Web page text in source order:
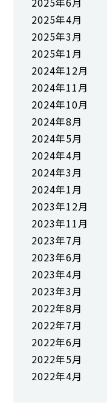
2025年4月
2025年3月
2025年1月
2024年12月
2024年11月
2024年10月
2024年8月
2024年5月
2024年4月
2024年3月
2024年1月
2023年12月
2023年11月
2023年7月
2023年6月
2023年4月
2023年3月
2022年8月
2022年7月
2022年6月
2022年5月
2022年4月